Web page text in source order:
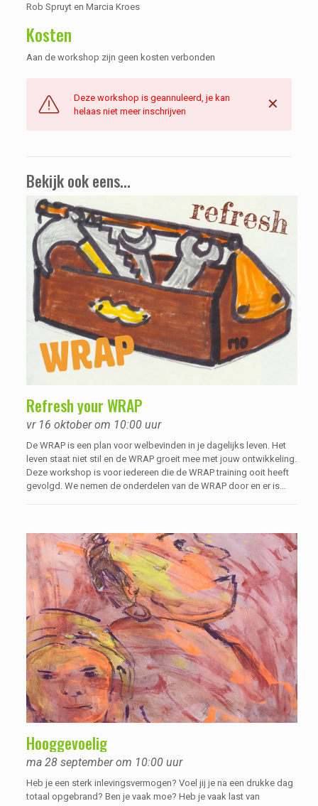
Rob Spruyt en Marcia Kroes
Kosten
Aan de workshop zijn geen kosten verbonden
Deze workshop is geannuleerd, je kan
helaas niet meer inschrijven
✕
Bekijk ook eens...
Refresh your WRAP
vr 16 oktober om 10:00 uur
De WRAP is een plan voor welbevinden in je dagelijks leven. Het
leven staat niet stil en de WRAP groeit mee met jouw ontwikkeling.
Deze workshop is voor iedereen die de WRAP training ooit heeft
gevolgd. We nemen de onderdelen van de WRAP door en er is
Hooggevoelig
ma 28 september om 10:00 uur
Heb je een sterk inlevingsvermogen? Voel jij je na een drukke dag
totaal opgebrand? Ben je vaak moe? Heb je vaak last van